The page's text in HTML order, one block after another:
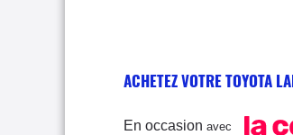
ACHETEZ VOTRE TOYOTA
En occasion avec